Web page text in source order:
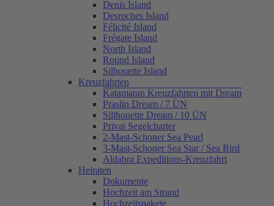
Denis Island
Desroches Island
Félicité Island
Frégate Island
North Island
Round Island
Silhouette Island
Kreuzfahrten
Katamaran Kreuzfahrten mit Dream
Praslin Dream / 7 ÜN
Sillhouette Dream / 10 ÜN
Privat Segelcharter
2-Mast-Schoner Sea Pearl
3-Mast-Schoner Sea Star / Sea Bird
Aldabra Expeditions-Kreuzfahrt
Heiraten
Dokumente
Hochzeit am Strand
Hochzeitspakete